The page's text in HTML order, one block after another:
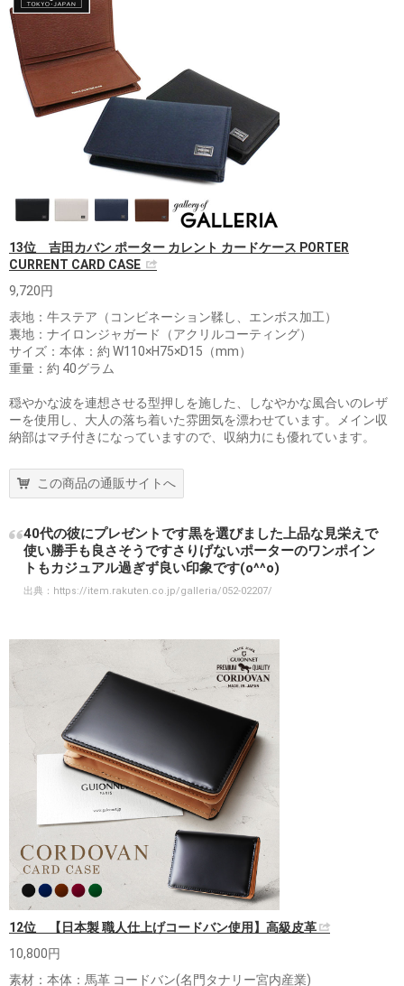
13位 吉田カバン ポーター カレント カードケース PORTER
CURRENT CARD CASE
9,720円
表地：牛ステア（コンビネーション鞣し、エンボス加工）
裏地：ナイロンジャガード（アクリルコーティング）
サイズ：本体：約 W110×H75×D15（mm）
重量：約 40グラム
穏やかな波を連想させる型押しを施した、しなやかな風合いのレザ
ーを使用し、大人の落ち着いた雰囲気を漂わせています。メイン収
納部はマチ付きになっていますので、収納力にも優れています。
この商品の通販サイトへ
40代の彼にプレゼントです黒を選びました上品な見栄えで
使い勝手も良さそうですさりげないポーターのワンポイン
トもカジュアル過ぎず良い印象です(o^^o)
出典： https://item.rakuten.co.jp/galleria/052-02207/
12位 【日本製 職人仕上げコードバン使用】高級皮革
10,800円
素材：本体：馬革 コードバン(名門タナリー宮内産業)